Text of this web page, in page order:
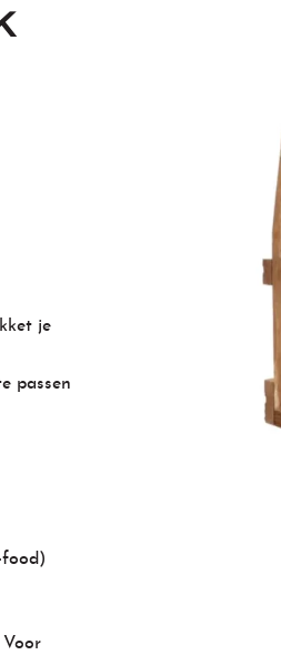
je
passen